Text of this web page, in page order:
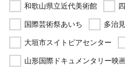
和歌山県立近代美術館
国際芸術祭あいち
多治
大垣市スイトピアセンター
山形国際ドキュメンタリー映